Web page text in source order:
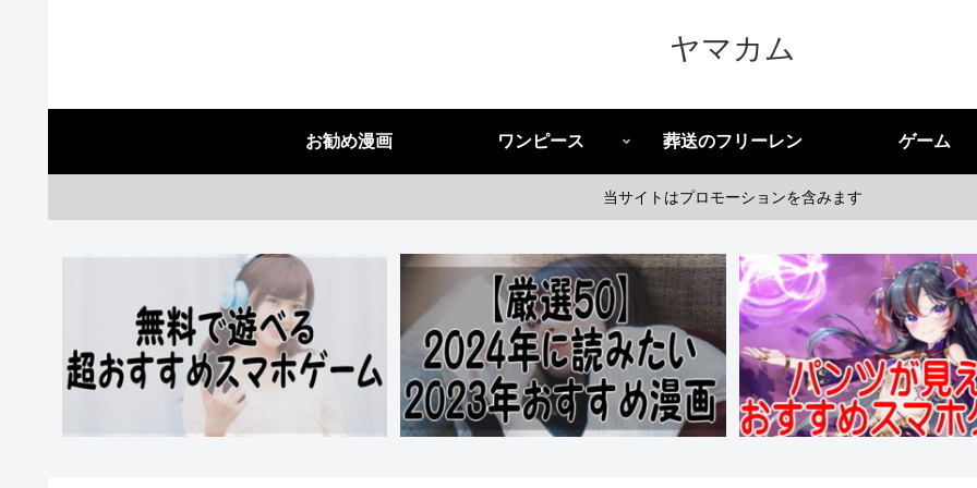
ヤマカム
お勧め漫画 ワンピース 葬送のフリーレン ゲーム
当サイトはプロモーションを含みます